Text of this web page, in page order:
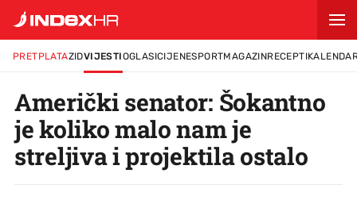
PRETPLATAZIDVIJESTIOGLASICIJENESPORTMAGAZINRECEPTI
Američki senator: Šokantno
je koliko malo nam je
streljiva i projektila ostalo